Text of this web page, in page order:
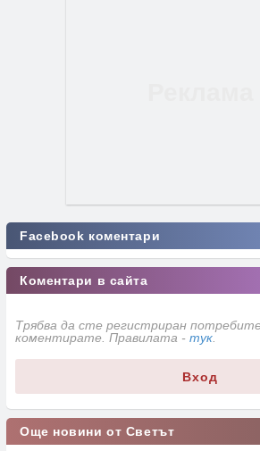
Facebook коментари
Коментари в сайта
Трябва да сте регистриран
коментирате. Правилата - тук
Вход
Още новини от Светът